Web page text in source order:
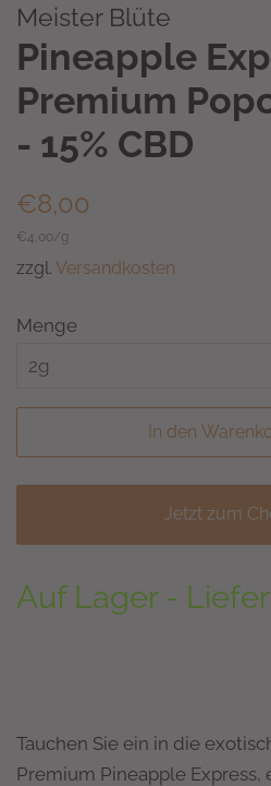
Meister Blüte
Pineapple
Premium
- 15% CBD
Normaler
Preis
€8,00
Einzelpreis
€4,00/pro
g
zzgl. Versandkosten
Menge
In den
Jetzt zum
Auf Lager -
Tauchen Sie ein in die
Premium Pineapple Express,